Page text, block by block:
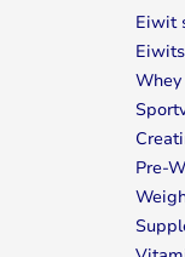
Eiwit
Pre-